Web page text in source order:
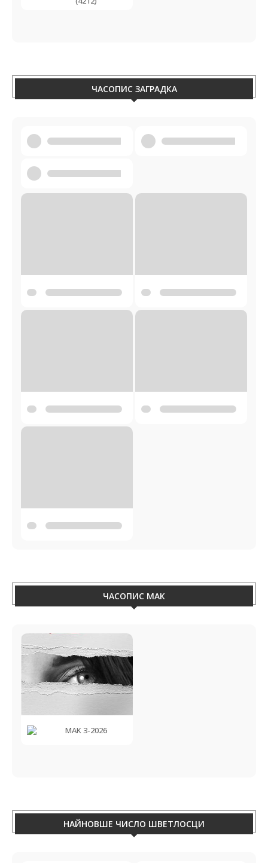
ЧАСОПИС ЗАГРАДКА
ЧАСОПИС МАК
MAK 3-2026
НАЙНОВШЕ ЧИСЛО ШВЕТЛОСЦИ